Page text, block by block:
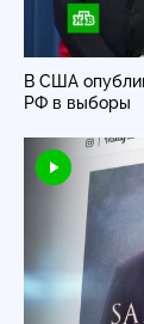
В США
РФ в выборы